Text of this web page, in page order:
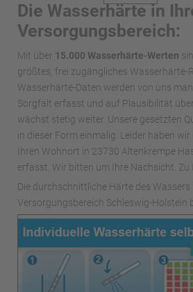
Die Wasserhärte in
Versorgungsbereich:
Mit über 15.000 Wasserhärte-Werten
größtes, frei zugängliches Wasserhärte-
Wasserhärte-Daten werden von uns
Sorgfalt erfasst und auf Plausibilität
wächst stetig weiter. Unsere gesetzten
in dieser Form einmalig. Leider haben
Ihren Wohnort in 23730 Altenkrempe
erfasst. Wir bitten um Ihre Nachsicht.
Die durchschnittliche Härte des Wassers
Versorgungsbereich Schleswig-Holstein